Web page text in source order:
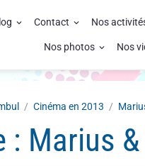
Contact Nos
Nos photos Nos
Cinéma en 2013
: Marius